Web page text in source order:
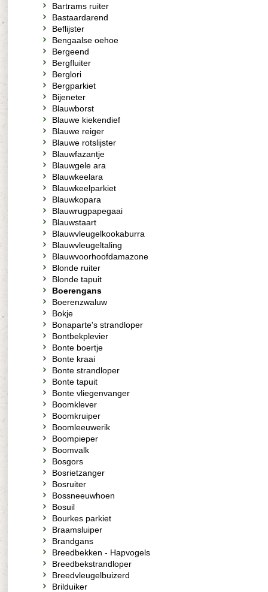
Bartrams ruiter
Bastaardarend
Beflijster
Bengaalse oehoe
Bergeend
Bergfluiter
Berglori
Bergparkiet
Bijeneter
Blauwborst
Blauwe kiekendief
Blauwe reiger
Blauwe rotslijster
Blauwfazantje
Blauwgele ara
Blauwkeelara
Blauwkeelparkiet
Blauwkopara
Blauwrugpapegaai
Blauwstaart
Blauwvleugelkookaburra
Blauwvleugeltaling
Blauwvoorhoofdamazone
Blonde ruiter
Blonde tapuit
Boerengans
Boerenzwaluw
Bokje
Bonaparte's strandloper
Bontbekplevier
Bonte boertje
Bonte kraai
Bonte strandloper
Bonte tapuit
Bonte vliegenvanger
Boomklever
Boomkruiper
Boomleeuwerik
Boompieper
Boomvalk
Bosgors
Bosrietzanger
Bosruiter
Bossneeuwhoen
Bosuil
Bourkes parkiet
Braamsluiper
Brandgans
Breedbekken - Hapvogels
Breedbekstrandloper
Breedvleugelbuizerd
Brilduiker